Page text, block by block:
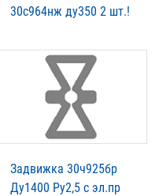
30с964нж ду350 2 шт.!
Задвижка 30ч925бр
Ду1400 Ру2,5 с эл.пр